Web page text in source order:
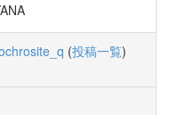
(投稿一覧)